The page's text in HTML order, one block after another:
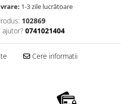
1-3 zile lucrătoare
102869
ajutor? 0741021404
Cere informatii